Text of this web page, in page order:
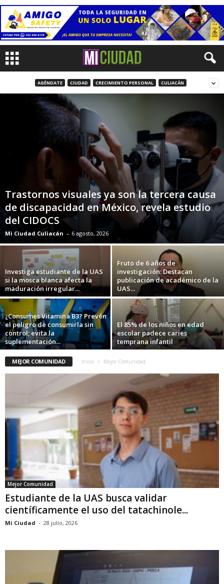
AGÉNDATE CIUDAD CRECIMIENTO PERSONAL CULIACÁN
Trastornos visuales ya son la tercera causa
de discapacidad en México, revela estudio
del CIDOCS
Mi Ciudad Culiacán - 6 agosto, 2026
Investiga estudiante de la UAS
si la mosca blanca afecta la
maduración irregular...
Fruto de 6 años de
investigación: Destacan
publicación de académico de la
UAS...
¿Consumes Vitamina B3? Prevén
el peligro de consumirla sin
control; evita la
suplementación...
El 85% de los niños en edad
escolar padece caries
temprana infantil
MEJOR COMUNIDAD Inicio Mejor Comunidad
Mejor Comunidad
Estudiante de la UAS busca validar
científicamente el uso del tatachinole...
Mi Ciudad - 28 julio, 2026